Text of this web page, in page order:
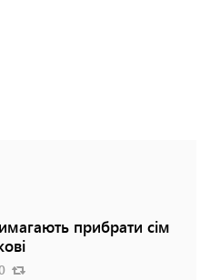
прибрати сім